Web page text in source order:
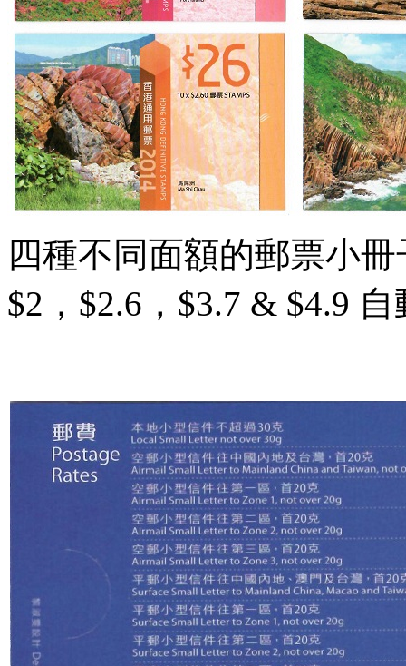
四種不同面額的郵票小
$2，$2.6，$3.7 & $4.9